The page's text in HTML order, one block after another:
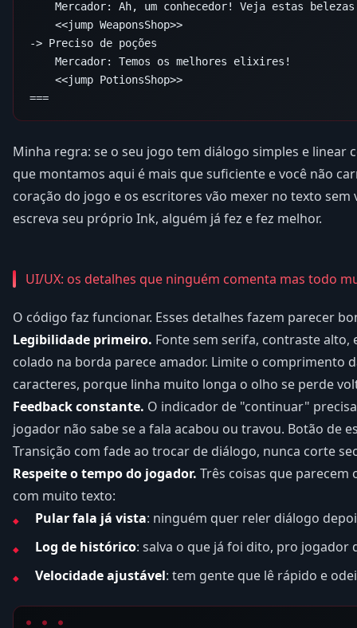
Minha regra: se o seu jogo tem diálogo simples e linear
que montamos aqui é mais que suficiente e você não
coração do jogo e os escritores vão mexer no texto sem
escreva seu próprio Ink, alguém já fez e fez melhor.
UI/UX: os detalhes que ninguém comenta mas todo
O código faz funcionar. Esses detalhes fazem parecer
Legibilidade primeiro. Fonte sem serifa, contraste alto,
colado na borda parece amador. Limite o comprimento
caracteres, porque linha muito longa o olho se perde
Feedback constante. O indicador de "continuar"
jogador não sabe se a fala acabou ou travou. Botão de
Transição com fade ao trocar de diálogo, nunca corte
Respeite o tempo do jogador. Três coisas que
com muito texto:
Pular fala já vista: ninguém quer reler diálogo
Log de histórico: salva o que já foi dito, pro jogador
Velocidade ajustável: tem gente que lê rápido e